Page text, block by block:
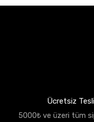
Ücretsiz
5000₺ ve üzeri tüm